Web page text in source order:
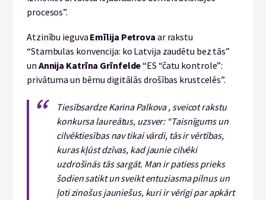
procesos”.
Atzinību ieguva Emīlija Petrova ar rakstu
“Stambulas konvencija: ko Latvija zaudētu bez tās”
un Annija Katrīna Grīnfelde“ES “čatu kontrole”:
privātuma un bērnu digitālās drošības krustcelēs”.
Tiesībsardze Karina Palkova , sveicot rakstu
konkursa laureātus, uzsver: “Taisnīgums un
cilvēktiesības nav tikai vārdi, tās ir vērtības,
kuras kļūst dzīvas, kad jaunie cilvēki
uzdrošinās tās sargāt. Man ir patiess prieks
šodien satikt un sveikt entuziasma pilnus un
ļoti zinošus jauniešus, kuri ir vērīgi par apkārt